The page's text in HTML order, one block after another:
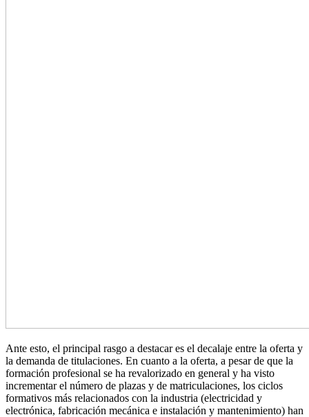
Ante esto, el principal rasgo a destacar es el decalaje entre la oferta y
la demanda de titulaciones. En cuanto a la oferta, a pesar de que la
formación profesional se ha revalorizado en general y ha visto
incrementar el número de plazas y de matriculaciones, los ciclos
formativos más relacionados con la industria (electricidad y
electrónica, fabricación mecánica e instalación y mantenimiento) han